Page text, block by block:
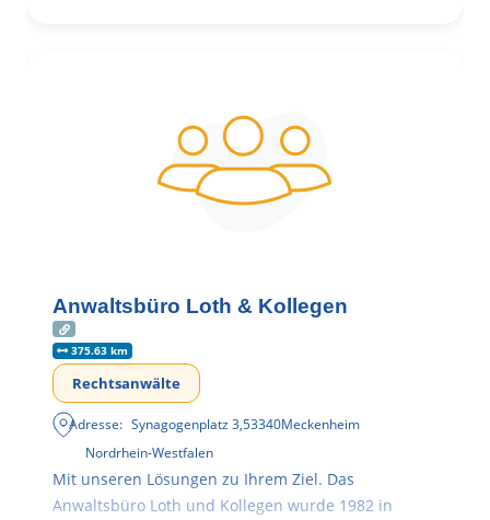
Anwaltsbüro Loth & Kollegen
375.63 km
Rechtsanwälte
Adresse: Synagogenplatz 3,53340Meckenheim
Nordrhein-Westfalen
Mit unseren Lösungen zu Ihrem Ziel. Das
Anwaltsbüro Loth und Kollegen wurde 1982 in